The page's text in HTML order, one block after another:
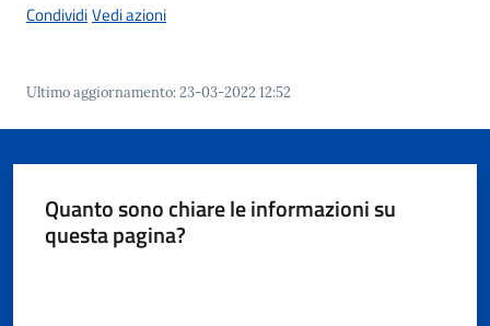
e
Seguici
CondividiVedi azioni
Ultimo aggiornamento:23-03-2022 12:52
Quanto sono chiare le informazioni su
questa pagina?